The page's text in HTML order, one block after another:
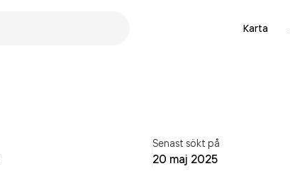
Karta
Senast sökt på
20 maj 2025